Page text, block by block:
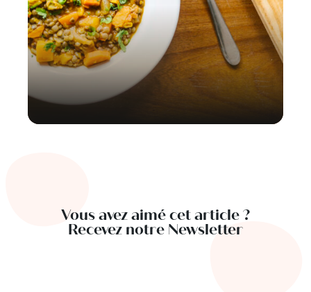
Vous avez aimé cet article ?
Recevez notre Newsletter